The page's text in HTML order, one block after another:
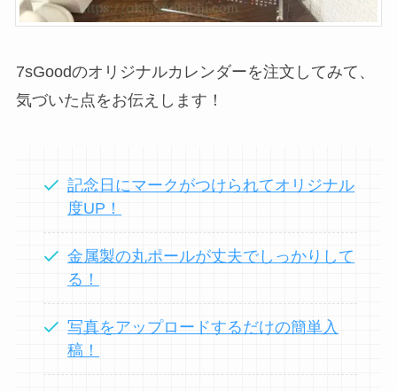
7sGoodのオリジナルカレンダーを注文してみて、
気づいた点をお伝えします！
記念日にマークがつけられてオリジナル
度UP！
金属製の丸ポールが丈夫でしっかりして
る！
写真をアップロードするだけの簡単入
稿！